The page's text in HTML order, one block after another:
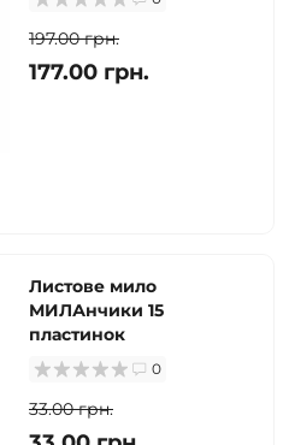
197.00 грн.
177.00 грн.
Листове мило
МИЛАнчики 15
пластинок
0
33.00 грн.